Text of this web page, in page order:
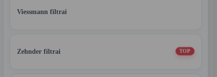
Viessmann filtrai
Zehnder filtrai TOP